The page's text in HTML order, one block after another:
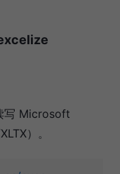
写 Microsoft
）。